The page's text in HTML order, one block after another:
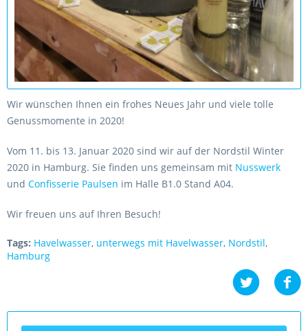
Wir wünschen Ihnen ein frohes Neues Jahr und viele tolle
Genussmomente in 2020!
Vom 11. bis 13. Januar 2020 sind wir auf der Nordstil Winter
2020 in Hamburg. Sie finden uns gemeinsam mit Nusswerk
und Confisserie Paulsen im Halle B1.0 Stand A04.
Wir freuen uns auf Ihren Besuch!
Tags: Havelwasser, unterwegs mit Havelwasser, Nordstil,
Hamburg